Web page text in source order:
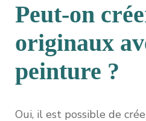
Peut-on
originaux
peinture ?
Oui, il est possible de